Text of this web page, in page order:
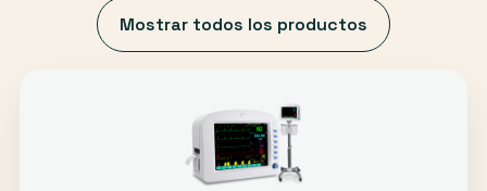
Mostrar todos los productos